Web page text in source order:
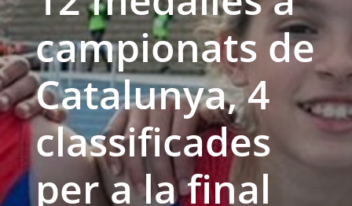
campionats de
Catalunya, 4
classificades
per a la final